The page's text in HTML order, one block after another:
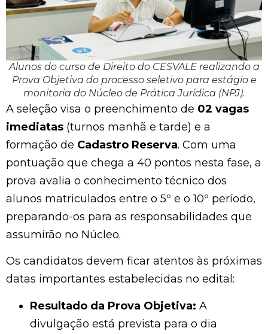
Alunos do curso de Direito do CESVALE realizando a
Prova Objetiva do processo seletivo para estágio e
monitoria do Núcleo de Prática Jurídica (NPJ).
A seleção visa o preenchimento de 02 vagas
imediatas (turnos manhã e tarde) e a
formação de Cadastro Reserva. Com uma
pontuação que chega a 40 pontos nesta fase, a
prova avalia o conhecimento técnico dos
alunos matriculados entre o 5º e o 10º período,
preparando-os para as responsabilidades que
assumirão no Núcleo.
Os candidatos devem ficar atentos às próximas
datas importantes estabelecidas no edital:
Resultado da Prova Objetiva: A
divulgação está prevista para o dia